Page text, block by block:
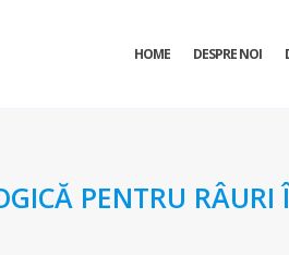
HOME DESPRE NOI
PENTRU